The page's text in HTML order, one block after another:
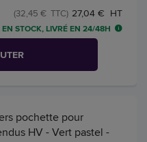
27,04 € HT
(32,45 € TTC)
EN STOCK, LIVRÉ EN 24/48H
pochette pour
HV - Vert pastel -